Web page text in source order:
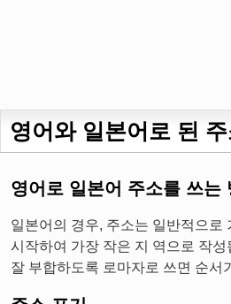
영어와 일본어로 된
영어로 일본어 주소를 쓰는
일본어의 경우, 주소는 일반적으로
시작하여 가장 작은 지 역으로 작성
잘 부합하도록 로마자로 쓰면 순서